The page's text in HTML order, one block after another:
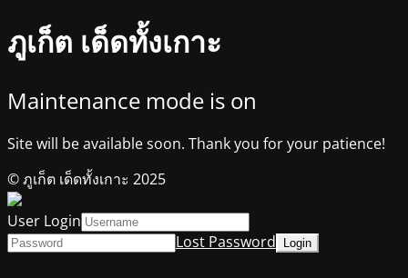
ภูเก็ต เด็ดทั้งเกาะ
Maintenance mode is on
Site will be available soon. Thank you for your patience!
© ภูเก็ต เด็ดทั้งเกาะ 2025
User Login
Lost Password